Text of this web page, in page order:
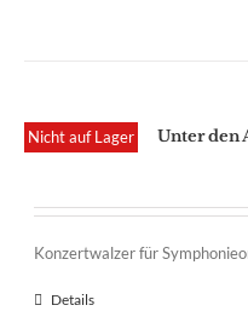
Nicht auf Lager Unter den
Konzertwalzer für
Details